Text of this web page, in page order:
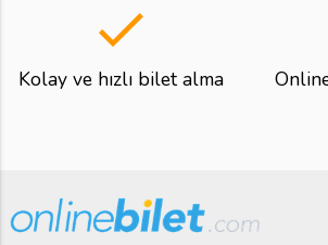
done
Kolay ve hızlı bilet alma